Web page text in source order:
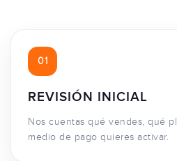
01
REVISIÓN INICIAL
Nos cuentas qué vendes, qué
medio de pago quieres activar.